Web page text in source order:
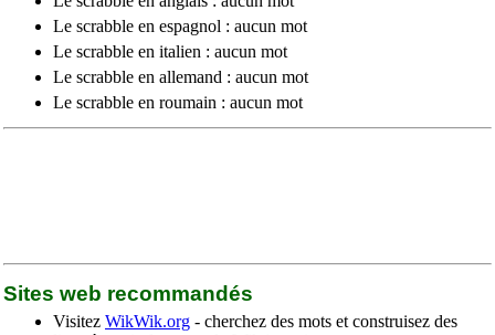
Le scrabble en espagnol : aucun mot
Le scrabble en italien : aucun mot
Le scrabble en allemand : aucun mot
Le scrabble en roumain : aucun mot
Sites web recommandés
Visitez WikWik.org - cherchez des mots et construisez des